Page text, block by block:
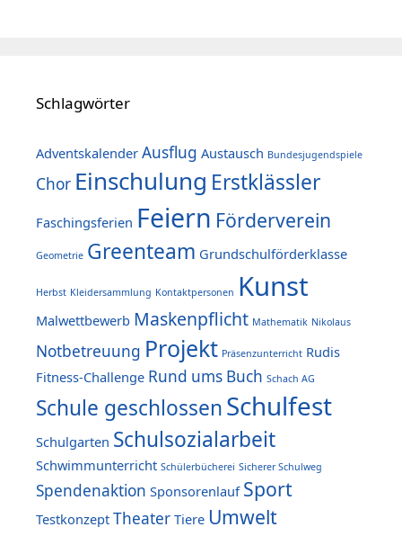
Schlagwörter
Adventskalender Ausflug Austausch Bundesjugendspiele
Chor Einschulung Erstklässler
Faschingsferien Feiern Förderverein
Geometrie Greenteam Grundschulförderklasse
Herbst Kleidersammlung Kontaktpersonen Kunst
Malwettbewerb Maskenpflicht Mathematik Nikolaus
Notbetreuung Projekt Präsenzunterricht Rudis
Fitness-Challenge Rund ums Buch Schach AG
Schule geschlossenSchulfest
Schulgarten Schulsozialarbeit
Schwimmunterricht Schülerbücherei Sicherer Schulweg
Spendenaktion Sponsorenlauf Sport
Testkonzept Theater Tiere Umwelt